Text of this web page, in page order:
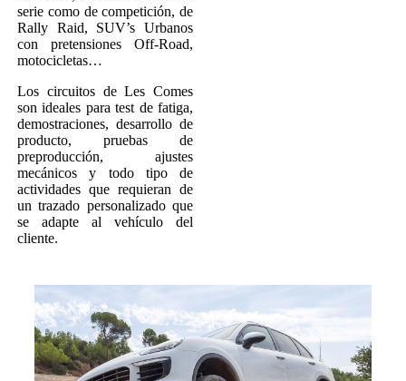
serie como de competición, de
Rally Raid, SUV’s Urbanos
con pretensiones Off-Road,
motocicletas…
Los circuitos de Les Comes
son ideales para test de fatiga,
demostraciones, desarrollo de
producto, pruebas de
preproducción, ajustes
mecánicos y todo tipo de
actividades que requieran de
un trazado personalizado que
se adapte al vehículo del
cliente.